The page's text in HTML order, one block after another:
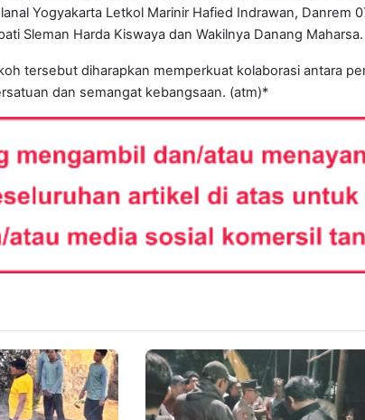
Yogyakarta Letkol Marinir Hafied Indrawan, Danrem
Sleman Harda Kiswaya dan Wakilnya Danang Maharsa.
tersebut diharapkan memperkuat kolaborasi antara
dan semangat kebangsaan. (atm)*